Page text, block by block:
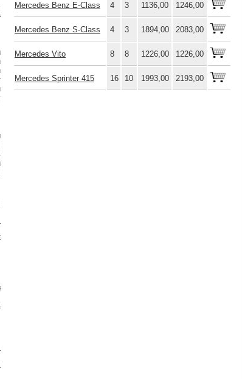
Mercedes Benz E-Class 4 3 1136,00 1246,00
Mercedes Benz S-Class 4 3 1894,00 2083,00
Mercedes Vito 8 8 1226,00 1226,00
Mercedes Sprinter 415 16 10 1993,00 2193,00